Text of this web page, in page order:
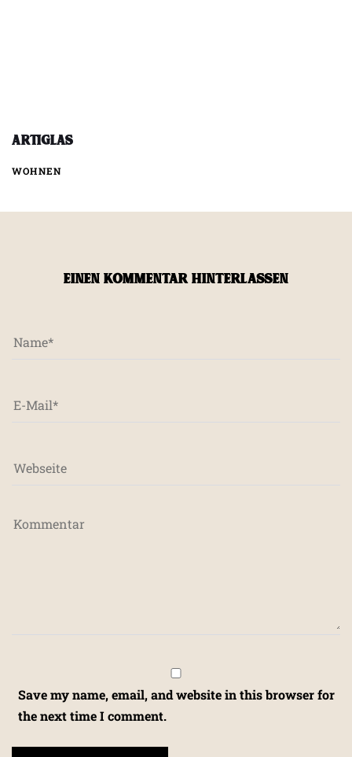
ArtiGlas
WOHNEN
EINEN KOMMENTAR HINTERLASSEN
Save my name, email, and website in this browser for
the next time I comment.